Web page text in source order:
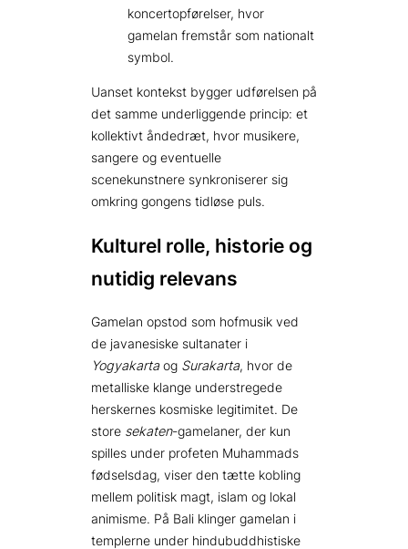
koncertopførelser, hvor
gamelan fremstår som nationalt
symbol.
Uanset kontekst bygger udførelsen på
det samme underliggende princip: et
kollektivt åndedræt, hvor musikere,
sangere og eventuelle
scenekunstnere synkroniserer sig
omkring gongens tidløse puls.
Kulturel rolle, historie og
nutidig relevans
Gamelan opstod som hofmusik ved
de javanesiske sultanater i
Yogyakartaog Surakarta, hvor de
metalliske klange understregede
herskernes kosmiske legitimitet. De
store sekaten-gamelaner, der kun
spilles under profeten Muhammads
fødselsdag, viser den tætte kobling
mellem politisk magt, islam og lokal
animisme. På Bali klinger gamelan i
templerne under hindubuddhistiske